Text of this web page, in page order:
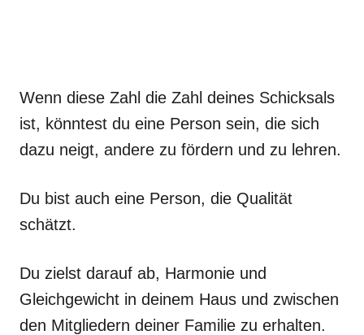
Wenn diese Zahl die Zahl deines Schicksals
ist, könntest du eine Person sein, die sich
dazu neigt, andere zu fördern und zu lehren.
Du bist auch eine Person, die Qualität
schätzt.
Du zielst darauf ab, Harmonie und
Gleichgewicht in deinem Haus und zwischen
den Mitgliedern deiner Familie zu erhalten.